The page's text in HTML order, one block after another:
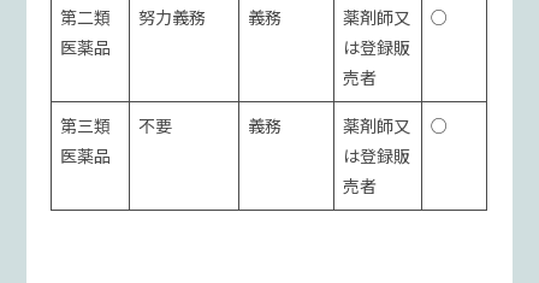
第二類
医薬品
努力義務 義務
薬剤師又
は登録販
売者
○
第三類
医薬品
不要 義務
薬剤師又
は登録販
売者
○